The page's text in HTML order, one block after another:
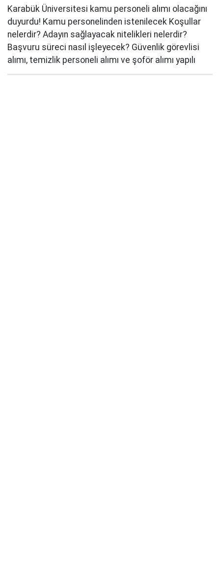
Karabük Üniversitesi kamu personeli alımı olacağını
duyurdu! Kamu personelinden istenilecek Koşullar
nelerdir? Adayın sağlayacak nitelikleri nelerdir?
Başvuru süreci nasıl işleyecek? Güvenlik görevlisi
alımı, temizlik personeli alımı ve şoför alımı yapılı